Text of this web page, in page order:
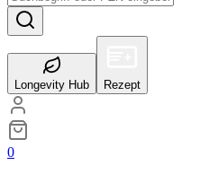
Longevity Hub Rezept
0